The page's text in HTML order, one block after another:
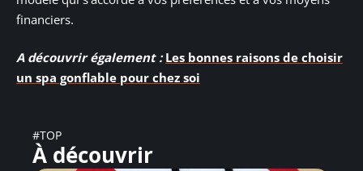
financiers.
A découvrir également : Les bonnes raisons de choisir
un spa gonflable pour chez soi
#TOP
À découvrir